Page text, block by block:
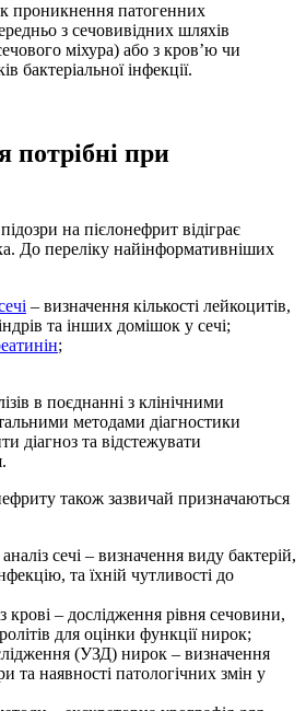
проникнення патогенних
з сечовивідних шляхів
міхура) або з кров’ю чи
бактеріальної інфекції.
потрібні при
на пієлонефрит відіграє
До переліку найінформативніших
– визначення кількості лейкоцитів,
та інших домішок у сечі;
;
в поєднанні з клінічними
методами діагностики
діагноз та відстежувати
також зазвичай призначаються
сечі – визначення виду бактерій,
та їхній чутливості до
крові – дослідження рівня сечовини,
для оцінки функції нирок;
(УЗД) нирок – визначення
та наявності патологічних змін у